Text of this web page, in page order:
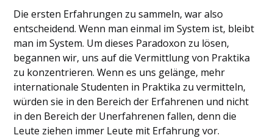
Die ersten Erfahrungen zu sammeln, war also
entscheidend. Wenn man einmal im System ist, bleibt
man im System. Um dieses Paradoxon zu lösen,
begannen wir, uns auf die Vermittlung von Praktika
zu konzentrieren. Wenn es uns gelänge, mehr
internationale Studenten in Praktika zu vermitteln,
würden sie in den Bereich der Erfahrenen und nicht
in den Bereich der Unerfahrenen fallen, denn die
Leute ziehen immer Leute mit Erfahrung vor.